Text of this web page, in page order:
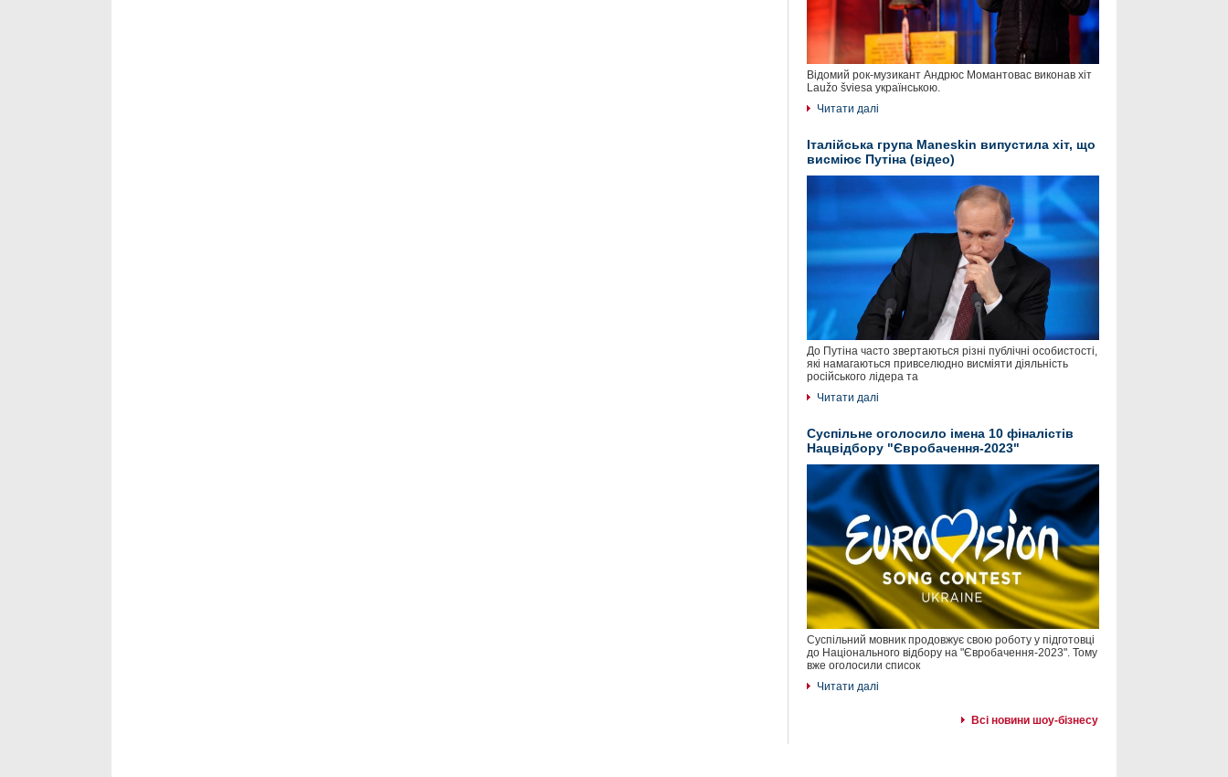
Відомий рок-музикант Андрюс Момантовас виконав хіт
Laužo šviesa українською.
Читати далі
Італійська група Maneskin випустила хіт, що
висміює Путіна (відео)
До Путіна часто звертаються різні публічні особистості,
які намагаються привселюдно висміяти діяльність
російського лідера та
Читати далі
Суспільне оголосило імена 10 фіналістів
Нацвідбору "Євробачення-2023"
Суспільний мовник продовжує свою роботу у підготовці
до Національного відбору на "Євробачення-2023". Тому
вже оголосили список
Читати далі
Всі новини шоу-бізнесу